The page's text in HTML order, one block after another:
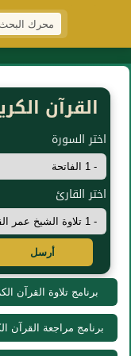
القرآن
اختر السورة
اختر القارئ
أرسل
برنامج تلاوة القرآن
برنامج مراجعة القرآن